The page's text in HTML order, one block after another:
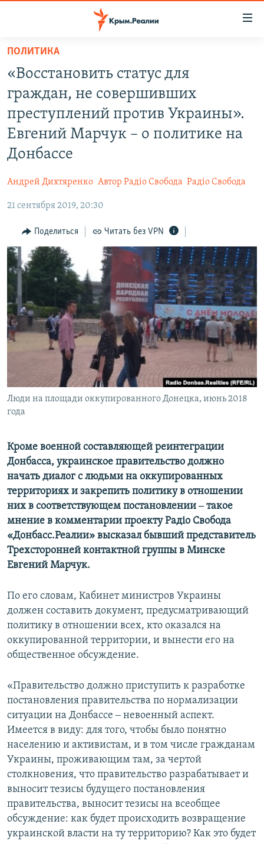
Вернуться
основному
содержанию
Вернутся
главной
навигации
Вернутся
КАРТА ВОЕННЫХ ОБЪЕКТОВ КРЫМА
11 ЛЕТ ОККУПАЦИИ КРЫМА. 11 ИСТОРИЙ СОПРОТИВЛЕНИЯ
ВОДА
ИСТОРИЯ
ЕЩЕ
ТЕЛЕПРОЕКТ КРЫМ.РЕАЛИИ
СОВЕТЫ ПРАВОЗАЩИТНИКОВ
ПРОПАВШИЕ БЕЗ ВЕСТИ
ПОБЕДИТЕЛЕЙ НЕ СУДЯТ?
КРЫМ.НЕПОКОРЕННЫЙ
ELIFBE
УКРАИНСКАЯ ПРОБЛЕМА КРЫМА
КАК ОБОЙТИ БЛОКИРОВКУ
ПРИСОЕДИНЯЙТЕСЬ!
Все сайты RFE/RL
ПОЛИТИКА
«Восстановить статус для
граждан, не совершивших
преступлений против Украины».
Евгений Марчук – о политике на
Донбассе
Андрей Дихтяренко Автор Радіо Свобода Радіо Свобода
21 сентября 2019, 20:30
Поделиться Читать без VPN
Люди на площади оккупированного Донецка, июнь 2018
года
Кроме военной составляющей реинтеграции
Донбасса, украинское правительство должно
начать диалог с людьми на оккупированных
территориях и закрепить политику в отношении
них в соответствующем постановлении ‒ такое
мнение в комментарии проекту Радіо Свобода
«Донбасс.Реалии» высказал бывший представитель
Трехсторонней контактной группы в Минске
Евгений Марчук.
По его словам, Кабинет министров Украины
должен составить документ, предусматривающий
политику в отношении всех, кто оказался на
оккупированной территории, и вынести его на
общественное обсуждение.
«Правительство должно приступить к разработке
постановления правительства по нормализации
ситуации на Донбассе ‒ невоенный аспект.
Имеется в виду: для того, чтобы было понятно
населению и активистам, и в том числе гражданам
Украины, проживающим там, за чертой
столкновения, что правительство разрабатывает и
выносит тезисы будущего постановления
правительства, выносит тезисы на всеобщее
обсуждение: как будет происходить возвращение
украинской власти на ту территорию? Как это будет